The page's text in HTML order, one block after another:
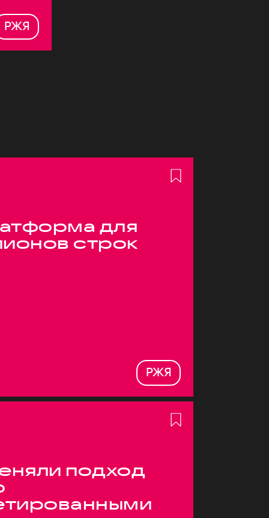
РЖЯ
для
строк
РЖЯ
подход